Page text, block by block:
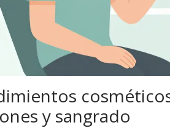
y sangrado